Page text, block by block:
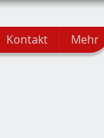
Kontakt Mehr